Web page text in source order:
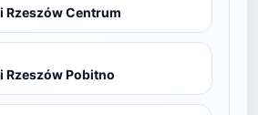
Rzeszów Centrum
Rzeszów Pobitno